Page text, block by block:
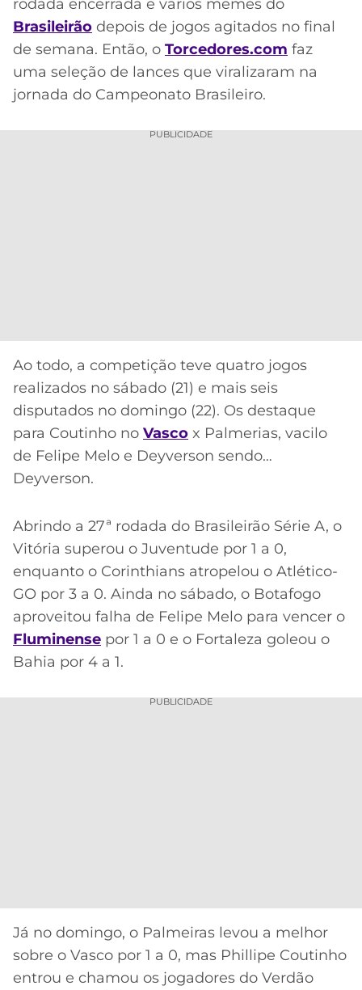
ONLINE
2026
GRÊMIO
ATLÉTICO
MG
LALIGA
rodada encerrada e vários memes do
Brasileirão depois de jogos agitados no final
de semana. Então, o Torcedores.com faz
uma seleção de lances que viralizaram na
jornada do Campeonato Brasileiro.
PUBLICIDADE
Ao todo, a competição teve quatro jogos
realizados no sábado (21) e mais seis
disputados no domingo (22). Os destaque
para Coutinho no Vasco x Palmerias, vacilo
de Felipe Melo e Deyverson sendo…
Deyverson.
Abrindo a 27ª rodada do Brasileirão Série A, o
Vitória superou o Juventude por 1 a 0,
enquanto o Corinthians atropelou o Atlético-
GO por 3 a 0. Ainda no sábado, o Botafogo
aproveitou falha de Felipe Melo para vencer o
Fluminense por 1 a 0 e o Fortaleza goleou o
Bahia por 4 a 1.
PUBLICIDADE
Já no domingo, o Palmeiras levou a melhor
sobre o Vasco por 1 a 0, mas Phillipe Coutinho
entrou e chamou os jogadores do Verdão